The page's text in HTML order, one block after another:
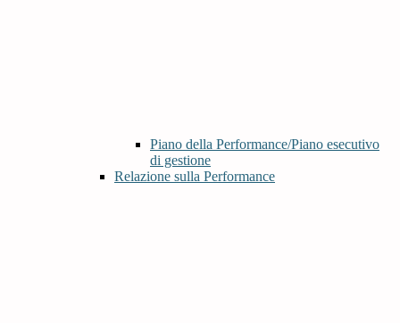
Piano della Performance/Piano esecutivo
di gestione
Relazione sulla Performance